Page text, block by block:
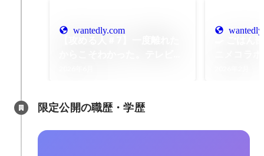
wantedly.com
限定公開の職歴・学歴